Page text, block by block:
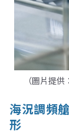
（圖片提供
海況調頻
形